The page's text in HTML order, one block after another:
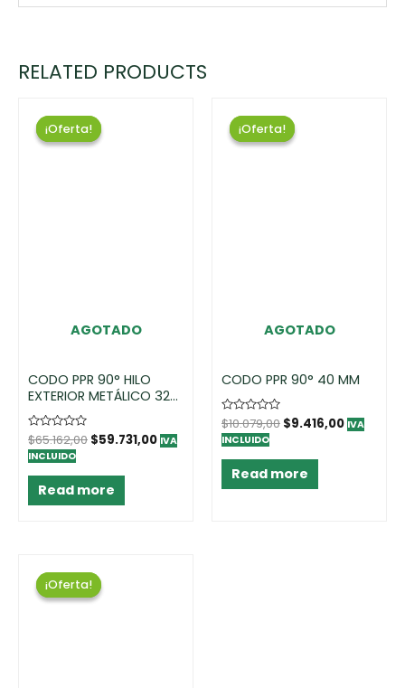
RELATED PRODUCTS
¡Oferta!
AGOTADO
¡Oferta!
CODO PPR 90° HILO
EXTERIOR METÁLICO 32
MM X 3/4″
Rated
0
out
$65.162,00 $59.731,00 IVA
INCLUIDO
Read more
¡Oferta!
AGOTADO
¡Oferta!
CODO PPR 90° 40 MM
Rated
0
out
$10.079,00 $9.416,00 IVA
INCLUIDO
Read more
¡Oferta!
¡Oferta!